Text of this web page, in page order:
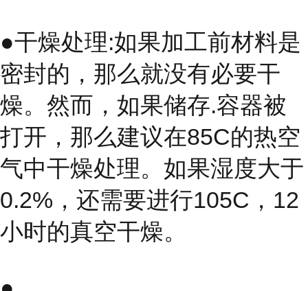
●干燥处理:如果加工前材料是
密封的，那么就没有必要干
燥。然而，如果储存.容器被
打开，那么建议在85C的热空
气中干燥处理。如果湿度大于
0.2%，还需要进行105C，12
小时的真空干燥。